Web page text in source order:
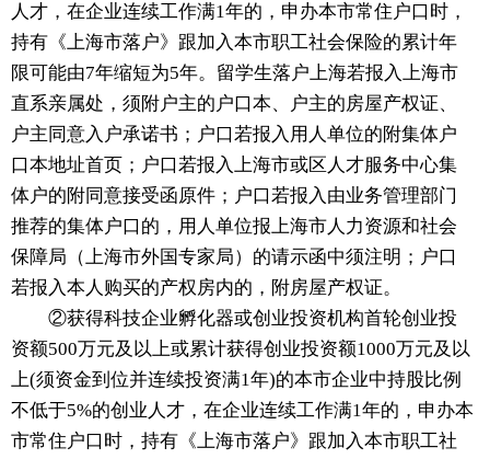
人才，在企业连续工作满1年的，申办本市常住户口时，
持有《上海市落户》跟加入本市职工社会保险的累计年
限可能由7年缩短为5年。留学生落户上海若报入上海市
直系亲属处，须附户主的户口本、户主的房屋产权证、
户主同意入户承诺书；户口若报入用人单位的附集体户
口本地址首页；户口若报入上海市或区人才服务中心集
体户的附同意接受函原件；户口若报入由业务管理部门
推荐的集体户口的，用人单位报上海市人力资源和社会
保障局（上海市外国专家局）的请示函中须注明；户口
若报入本人购买的产权房内的，附房屋产权证。
②获得科技企业孵化器或创业投资机构首轮创业投
资额500万元及以上或累计获得创业投资额1000万元及以
上(须资金到位并连续投资满1年)的本市企业中持股比例
不低于5%的创业人才，在企业连续工作满1年的，申办本
市常住户口时，持有《上海市落户》跟加入本市职工社